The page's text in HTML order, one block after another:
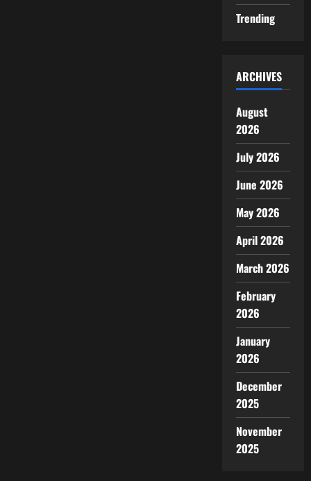
Trending
ARCHIVES
August
2026
July 2026
June 2026
May 2026
April 2026
March 2026
February
2026
January
2026
December
2025
November
2025